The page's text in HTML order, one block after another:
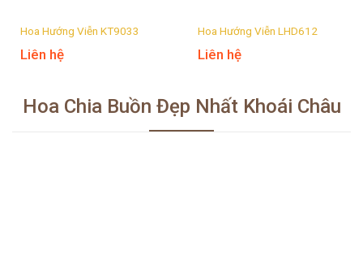
Hoa Hướng Viễn KT9033
Liên hệ
Hoa Hướng Viễn LHD612
Liên hệ
Hoa Chia Buồn Đẹp Nhất Khoái Châu